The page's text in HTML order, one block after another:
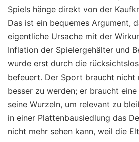
Spiels hänge direkt von der
Das ist ein bequemes Argument,
eigentliche Ursache mit der
Inflation der Spielergehälter und
wurde erst durch die
befeuert. Der Sport braucht nicht
besser zu werden; er braucht
seine Wurzeln, um relevant zu
in einer Plattenbausiedlung das
nicht mehr sehen kann, weil die